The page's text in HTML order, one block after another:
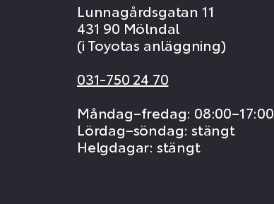
Lunnagårdsgatan 11
431 90 Mölndal
(i Toyotas anläggning)
031-750 24 70
Måndag–fredag: 08:00–17:00
Lördag–söndag: stängt
Helgdagar: stängt